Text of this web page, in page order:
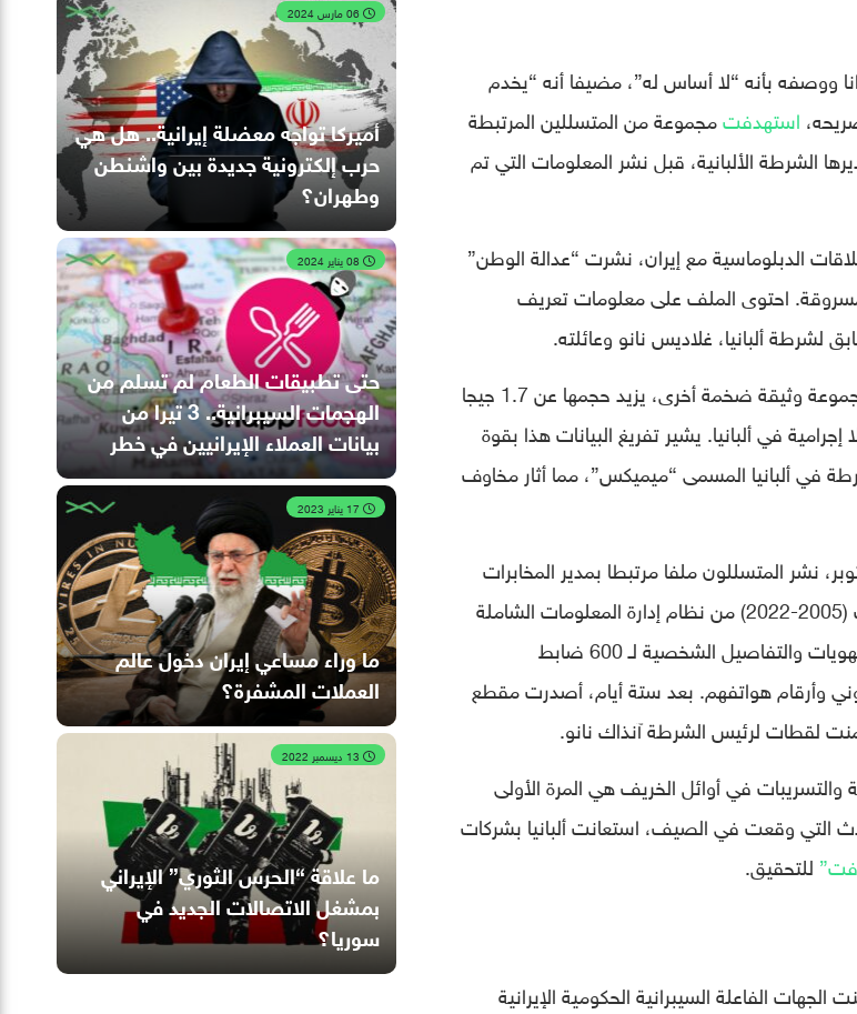
ووصفه بأنه “لا أساس له”، مضيفا أنه “يخدم
استهدفتمجموعة من المتسللين المرتبطة
الشرطة الألبانية، قبل نشر المعلومات التي تم
يوما من قطع ألبانيا العلاقات الدبلوماسية مع إيران، نشرت “عدالة الوطن”
47 صفحة من البيانات المسروقة. احتوى الملف على معلومات تعريف
لشرطة ألبانيا، غلاديس نانو وعائلته.
بعد أقل من شهر، في 3 تشرين الأول/أكتوبر، أصدرت نفس المجموعة وثيقة ضخمة أخرى، يزيد حجمها عن 1.7 جيجا
إجرامية في ألبانيا. يشير تفريغ البيانات هذا بقوة
في ألبانيا المسمى “ميميكس”، مما أثار مخاوف
الدورية. في 19 تشرين الأول/أكتوبر، نشر المتسللون ملفا مرتبطا بمدير المخابرات
الألبانية، هيليدون بيندو، والذي يحتوي على 17 عاما من البيانات (2005-2022) من نظام إدارة المعلومات الشاملة
للحكومة، وفي 2 تشرين الثاني/نوفمبر، كشفت المجموعة عن الهويات والتفاصيل الشخصية لـ 600 ضابط
وأرقام هواتفهم. بعد ستة أيام، أصدرت مقطع
لقطات لرئيس الشرطة آنذاك نانو.
والتسريبات في أوائل الخريف هي المرة الأولى
التي وقعت في الصيف، استعانت ألبانيا بشركات
للتحقيق.
الجهات الفاعلة السيبرانية الحكومية الإيرانية
أميركا تواجه معضلة إيرانية.. هل هي
حرب إلكترونية جديدة بين واشنطن
وطهران؟
حتى تطبيقات الطعام لم تسلم من
الهجمات السيبرانية.. 3 تيرا من
بيانات العملاء الإيرانيين في خطر
ما وراء مساعي إيران دخول عالم
العملات المشفرة؟
ما علاقة “الحرس الثوري” الإيراني
بمشغل الاتصالات الجديد في
سوريا؟